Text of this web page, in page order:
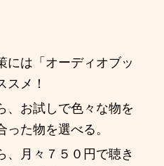
には「オーディオブッ
スメ！
、お試しで色々な物を
た物を選べる。
、月々７５０円で聴き